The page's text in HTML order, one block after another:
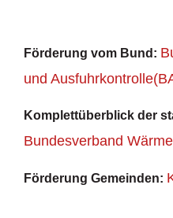
Förderung vom Bund:
und
Komplettüberblick der
Bundesverband
Förderung Gemeinden: